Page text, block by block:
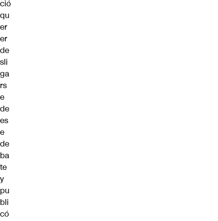
ció
qu
er
er
de
sli
ga
rs
e
de
es
e
de
ba
te
y
pu
bli
có